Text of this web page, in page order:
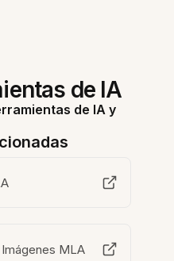
de IA
de IA y
MLA